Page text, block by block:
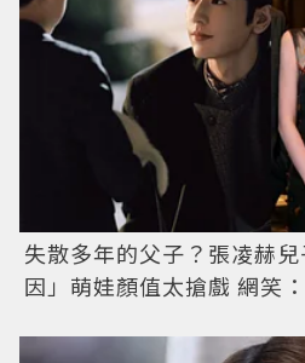
失散多年的父子？張凌赫
因」萌娃顏值太搶戲 網笑